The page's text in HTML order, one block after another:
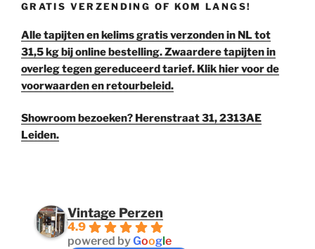
GRATIS VERZENDING OF KOM LANGS!
Alle tapijten en kelims gratis verzonden in NL tot
31,5 kg bij online bestelling. Zwaardere tapijten in
overleg tegen gereduceerd tarief. Klik hier voor de
voorwaarden en retourbeleid.
Showroom bezoeken? Herenstraat 31, 2313AE
Leiden.
Vintage Perzen
4.9
powered byGoogle